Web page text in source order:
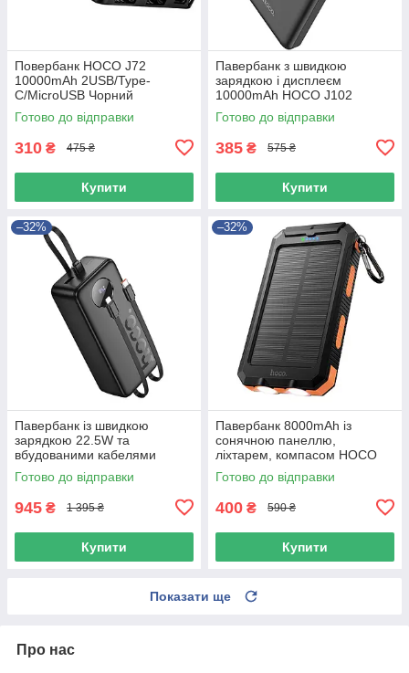
Повербанк HOCO J72
10000mAh 2USB/Type-
C/MicroUSB Чорний
Готово до відправки
310 ₴ 475 ₴
Купити
Павербанк з швидкою
зарядкою і дисплеєм
10000mAh HOCO J102
PD20W+QC3.0 USB/Type-C
Чорний
Готово до відправки
385 ₴ 575 ₴
Купити
–32%
Павербанк із швидкою
зарядкою 22.5W та
вбудованими кабелями
Lightning/Type-C 30000mAh
HOCO J132B Чорний
Готово до відправки
945 ₴ 1 395 ₴
Купити
–32%
Павербанк 8000mAh із
сонячною панеллю,
ліхтарем, компасом HOCO
J164 2USB/Type-C Чорний
Готово до відправки
400 ₴ 590 ₴
Купити
Показати ще
Про нас